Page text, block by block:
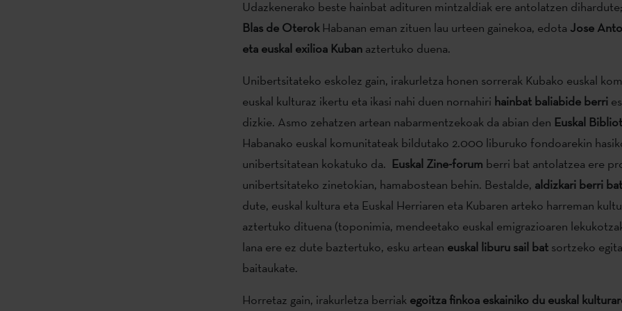
Udazkenerako beste hainbat adituren mintzaldiak ere antolatzen
Blas de Oterok Habanan eman zituen lau urteen gainekoa, edota Jose
eta euskal exilioa Kubanaztertuko duena.
Unibertsitateko eskolez gain, irakurletza honen sorrerak Kubako euskal
euskal kulturaz ikertu eta ikasi nahi duen nornahiri hainbat baliabide berri
dizkie. Asmo zehatzen artean nabarmentzekoak da abian den Euskal
Habanako euskal komunitateak bildutako 2.000 liburuko fondoarekin
unibertsitatean kokatuko da. Euskal Zine-forum berri bat antolatzea ere
unibertsitateko zinetokian, hamabostean behin. Bestalde, aldizkari berri bat
dute, euskal kultura eta Euskal Herriaren eta Kubaren arteko harreman
aztertuko dituena (toponimia, mendeetako euskal emigrazioaren
lana ere ez dute baztertuko, esku artean euskal liburu sail batsortzeko
baitaukate.
Horretaz gain, irakurletza berriak egoitza finkoa eskainiko du euskal